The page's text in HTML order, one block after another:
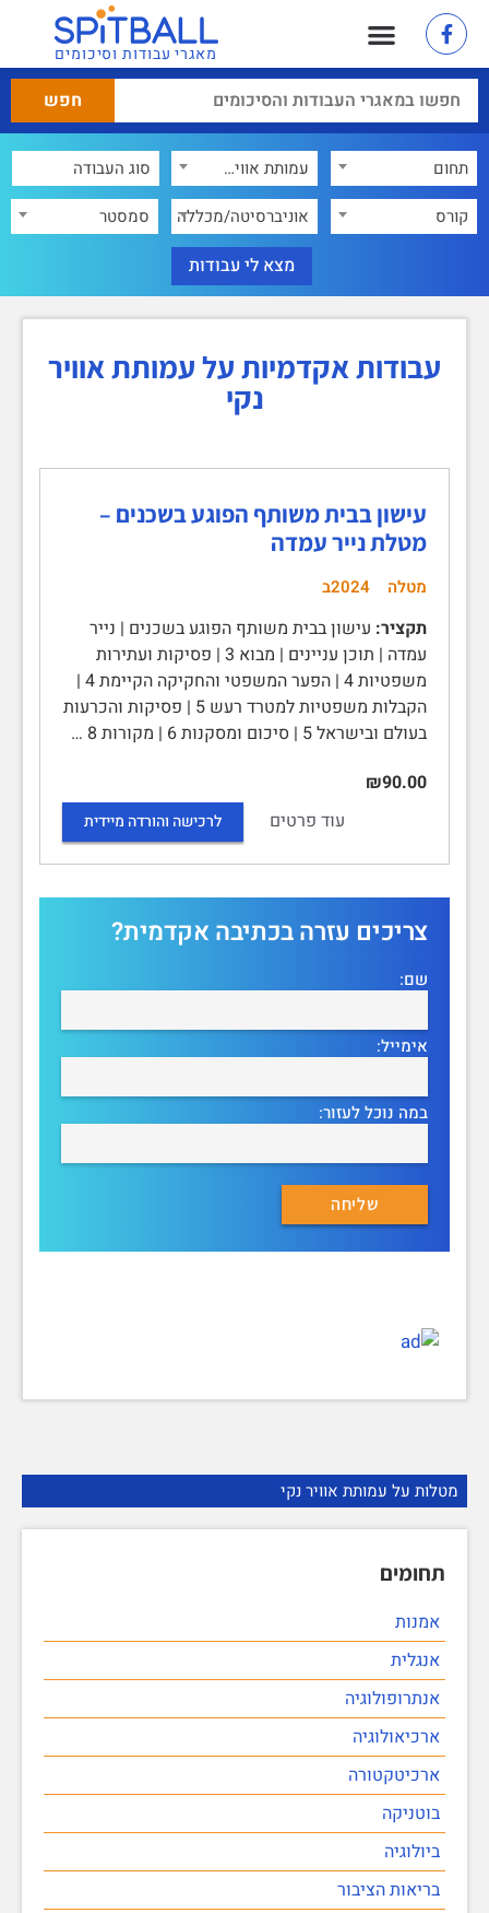
מאגרי עבודות וסיכומים
תחום
עמותת אוויר נקי
קורס
אוניברסיטה/מכללה סמסטר
מטלות על עמותת אוויר נקי
תחומים
אמנות
אנגלית
אנתרופולוגיה
ארכיאולוגיה
ארכיטקטורה
בוטניקה
ביולוגיה
בריאות הציבור
עבודות אקדמיות על עמותת אוויר
נקי
עישון בבית משותף הפוגע בשכנים –
מטלת נייר עמדה
מטלה 2024ב
תקציר: עישון בבית משותף הפוגע בשכנים | נייר
עמדה | תוכן עניינים | מבוא 3 | פסיקות ועתירות
משפטיות 4 | הפער המשפטי והחקיקה הקיימת 4 |
הקבלות משפטיות למטרד רעש 5 | פסיקות והכרעות
בעולם ובישראל 5 | סיכום ומסקנות 6 | מקורות 8 …
₪90.00
עוד פרטים
לרכישה והורדה מיידית
צריכים עזרה בכתיבה אקדמית?
שם:
אימייל:
במה נוכל לעזור: